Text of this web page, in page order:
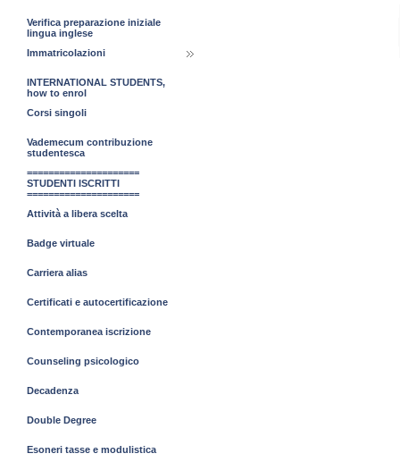
Verifica preparazione iniziale
lingua inglese
Immatricolazioni
INTERNATIONAL STUDENTS,
how to enrol
Corsi singoli
Vademecum contribuzione
studentesca
=====================
STUDENTI ISCRITTI
=====================
Attività a libera scelta
Badge virtuale
Carriera alias
Certificati e autocertificazione
Contemporanea iscrizione
Counseling psicologico
Decadenza
Double Degree
Esoneri tasse e modulistica